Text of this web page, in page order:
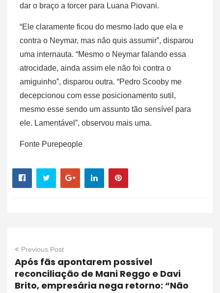
dar o braço a torcer para Luana Piovani.
“Ele claramente ficou do mesmo lado que ela e
contra o Neymar, mas não quis assumir”, disparou
uma internauta. “Mesmo o Neymar falando essa
atrocidade, ainda assim ele não foi contra o
amiguinho”, disparou outra. “Pedro Scooby me
decepcionou com esse posicionamento sutil,
mesmo esse sendo um assunto tão sensível para
ele. Lamentável”, observou mais uma.
Fonte Purepeople
Previous Post
Após fãs apontarem possível
reconciliação de Mani Reggo e Davi
Brito, empresária nega retorno: “Não